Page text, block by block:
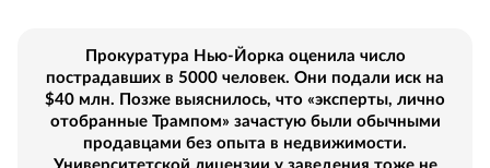
Прокуратура Нью-Йорка оценила число
пострадавших в 5000 человек. Они подали иск на
$40 млн. Позже выяснилось, что «эксперты, лично
отобранные Трампом» зачастую были обычными
продавцами без опыта в недвижимости.